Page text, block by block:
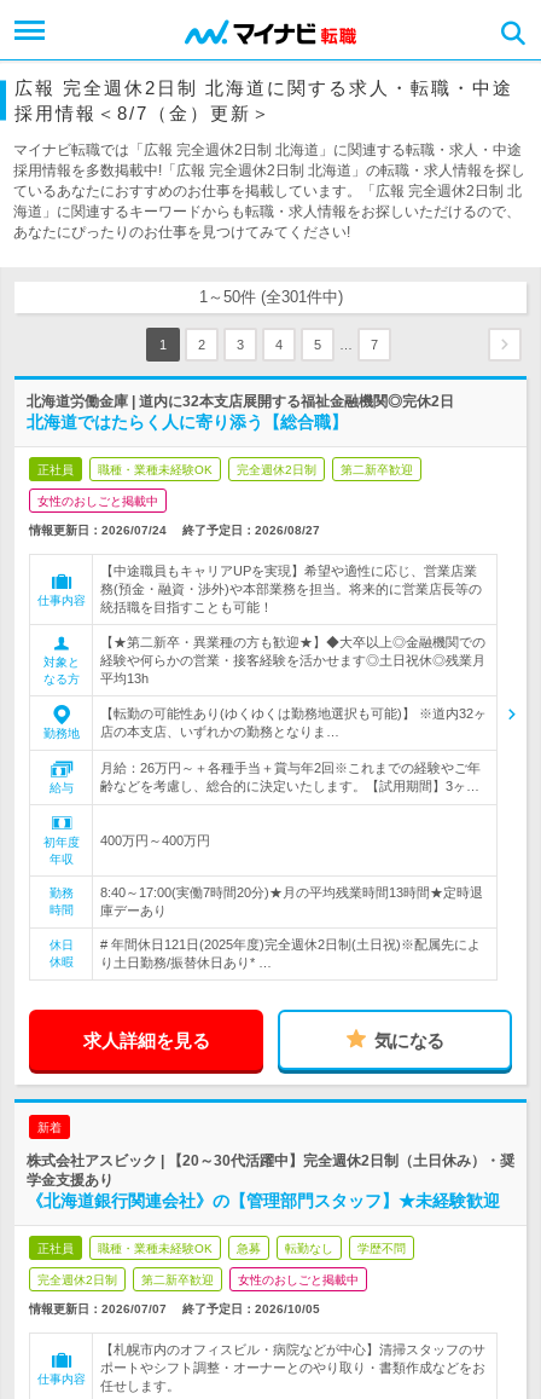
広報 完全週休2日制 北海道に関する求人・転職・中途
採用情報＜8/7（金）更新＞
マイナビ転職では「広報 完全週休2日制 北海道」に関連する転職・求人・中途
採用情報を多数掲載中!「広報 完全週休2日制 北海道」の転職・求人情報を探し
ているあなたにおすすめのお仕事を掲載しています。「広報 完全週休2日制 北
海道」に関連するキーワードからも転職・求人情報をお探しいただけるので、
あなたにぴったりのお仕事を見つけてみてください!
1～50件 (全301件中)
1 2 3 4 5 7
北海道労働金庫 | 道内に32本支店展開する福祉金融機関◎完休2日
北海道ではたらく人に寄り添う【総合職】
正社員 職種・業種未経験OK 完全週休2日制 第二新卒歓迎
女性のおしごと掲載中
情報更新日：2026/07/24 終了予定日： 2026/08/27
仕事内容
【中途職員もキャリアUPを実現】希望や適性に応じ、営業店業
務(預金・融資・渉外)や本部業務を担当。将来的に営業店長等の
統括職を目指すことも可能！
対象と
なる方
【★第二新卒・異業種の方も歓迎★】◆大卒以上◎金融機関での
経験や何らかの営業・接客経験を活かせます◎土日祝休◎残業月
平均13h
勤務地
【転勤の可能性あり(ゆくゆくは勤務地選択も可能)】 ※道内32ヶ
店の本支店、いずれかの勤務となりま…
給与
月給：26万円～＋各種手当＋賞与年2回※これまでの経験やご年
齢などを考慮し、総合的に決定いたします。【試用期間】3ヶ…
初年度
年収
400万円～400万円
勤務
時間
8:40～17:00(実働7時間20分)★月の平均残業時間13時間★定時退
庫デーあり
休日
休暇
# 年間休日121日(2025年度)完全週休2日制(土日祝)※配属先によ
り土日勤務/振替休日あり* …
求人詳細を見る 気になる
新着
株式会社アスビック | 【20～30代活躍中】完全週休2日制（土日休み）・奨
学金支援あり
《北海道銀行関連会社》の【管理部門スタッフ】★未経験歓迎
正社員 職種・業種未経験OK 急募 転勤なし 学歴不問
完全週休2日制 第二新卒歓迎 女性のおしごと掲載中
情報更新日：2026/07/07 終了予定日： 2026/10/05
仕事内容
【札幌市内のオフィスビル・病院などが中心】清掃スタッフのサ
ポートやシフト調整・オーナーとのやり取り・書類作成などをお
任せします。